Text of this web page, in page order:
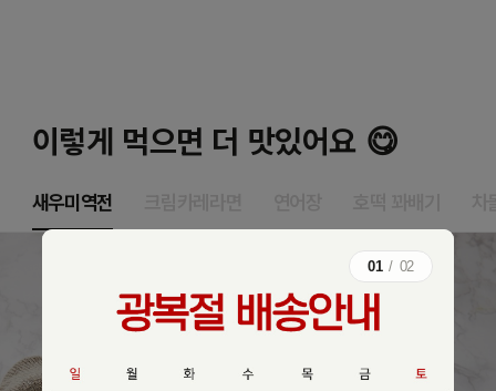
이렇게 먹으면 더 맛있어요 😋
새우미역전
01 / 02